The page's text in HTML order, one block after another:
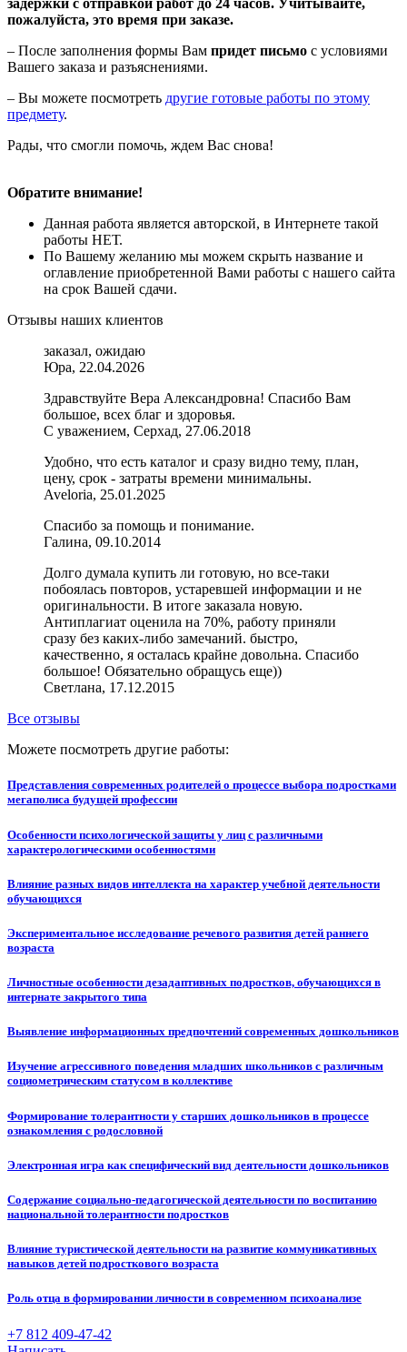
задержки с отправкой работ до 24 часов. Учитывайте,
пожалуйста, это время при заказе.
– После заполнения формы Вам придет письмо с условиями
Вашего заказа и разъяснениями.
– Вы можете посмотреть другие готовые работы по этому
предмету.
Рады, что смогли помочь, ждем Вас снова!
Обратите внимание!
Данная работа является авторской, в Интернете такой
работы НЕТ.
По Вашему желанию мы можем скрыть название и
оглавление приобретенной Вами работы с нашего сайта
на срок Вашей сдачи.
Отзывы наших клиентов
заказал, ожидаю
Юра, 22.04.2026
Здравствуйте Вера Александровна! Спасибо Вам
большое, всех благ и здоровья.
С уважением, Серхад, 27.06.2018
Удобно, что есть каталог и сразу видно тему, план,
цену, срок - затраты времени минимальны.
Aveloria, 25.01.2025
Спасибо за помощь и понимание.
Галина, 09.10.2014
Долго думала купить ли готовую, но все-таки
побоялась повторов, устаревшей информации и не
оригинальности. В итоге заказала новую.
Антиплагиат оценила на 70%, работу приняли
сразу без каких-либо замечаний. быстро,
качественно, я осталась крайне довольна. Спасибо
большое! Обязательно обращусь еще))
Светлана, 17.12.2015
Все отзывы
Можете посмотреть другие работы:
Представления современных родителей о процессе выбора подростками
мегаполиса будущей профессии
Особенности психологической защиты у лиц с различными
характерологическими особенностями
Влияние разных видов интеллекта на характер учебной деятельности
обучающихся
Экспериментальное исследование речевого развития детей раннего
возраста
Личностные особенности дезадаптивных подростков, обучающихся в
интернате закрытого типа
Выявление информационных предпочтений современных дошкольников
Изучение агрессивного поведения младших школьников с различным
социометрическим статусом в коллективе
Формирование толерантности у старших дошкольников в процессе
ознакомления с родословной
Электронная игра как специфический вид деятельности дошкольников
Содержание социально-педагогической деятельности по воспитанию
национальной толерантности подростков
Влияние туристической деятельности на развитие коммуникативных
навыков детей подросткового возраста
Роль отца в формировании личности в современном психоанализе
+7 812 409-47-42